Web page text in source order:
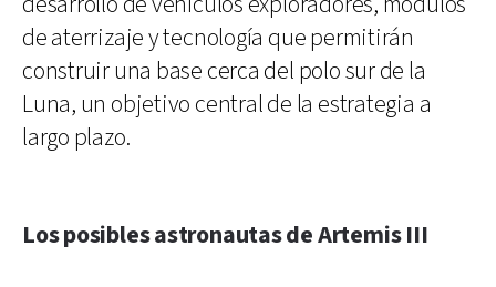
de aterrizaje y tecnología que permitirán
construir una base cerca del polo sur de la
Luna, un objetivo central de la estrategia a
largo plazo.
Los posibles astronautas de Artemis III